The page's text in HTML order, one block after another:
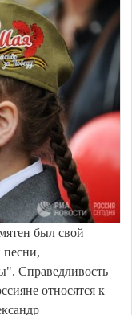
был свой
песни,
Справедливость
относятся к